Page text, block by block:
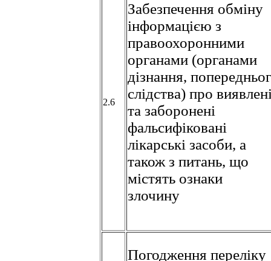
2.6
Забезпечення обміну
інформацією з
правоохоронними
органами (органами
дізнання,
слідства) про
та заборонені
фальсифіковані
лікарські засоби, а
також з питань, що
містять ознаки
злочину
Погодження переліку